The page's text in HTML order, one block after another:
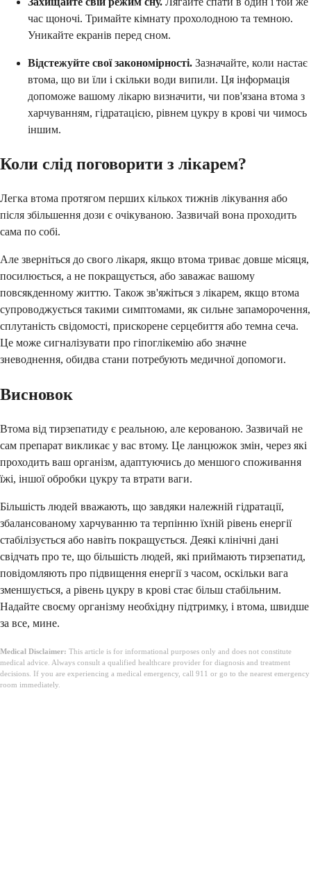
час щоночі. Тримайте кімнату прохолодною та темною.
Уникайте екранів перед сном.
Відстежуйте свої закономірності. Зазначайте, коли настає
втома, що ви їли і скільки води випили. Ця інформація
допоможе вашому лікарю визначити, чи пов'язана втома з
харчуванням, гідратацією, рівнем цукру в крові чи чимось
іншим.
Коли слід поговорити з лікарем?
Легка втома протягом перших кількох тижнів лікування або
після збільшення дози є очікуваною. Зазвичай вона проходить
сама по собі.
Але зверніться до свого лікаря, якщо втома триває довше місяця,
посилюється, а не покращується, або заважає вашому
повсякденному життю. Також зв'яжіться з лікарем, якщо втома
супроводжується такими симптомами, як сильне запаморочення,
сплутаність свідомості, прискорене серцебиття або темна сеча.
Це може сигналізувати про гіпоглікемію або значне
зневоднення, обидва стани потребують медичної допомоги.
Висновок
Втома від тирзепатиду є реальною, але керованою. Зазвичай не
сам препарат викликає у вас втому. Це ланцюжок змін, через які
проходить ваш організм, адаптуючись до меншого споживання
їжі, іншої обробки цукру та втрати ваги.
Більшість людей вважають, що завдяки належній гідратації,
збалансованому харчуванню та терпінню їхній рівень енергії
стабілізується або навіть покращується. Деякі клінічні дані
свідчать про те, що більшість людей, які приймають тирзепатид,
повідомляють про підвищення енергії з часом, оскільки вага
зменшується, а рівень цукру в крові стає більш стабільним.
Надайте своєму організму необхідну підтримку, і втома, швидше
за все, мине.
Medical Disclaimer: This article is for informational purposes only and does not constitute
medical advice. Always consult a qualified healthcare provider for diagnosis and treatment
decisions. If you are experiencing a medical emergency, call 911 or go to the nearest emergency
room immediately.